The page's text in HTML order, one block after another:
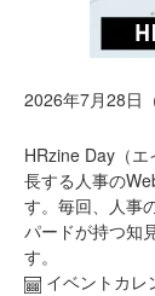
2026年7月28日
HRzine Day（
長する人事の
す。毎回、人事
パードが持つ知
す。
イベントカレ